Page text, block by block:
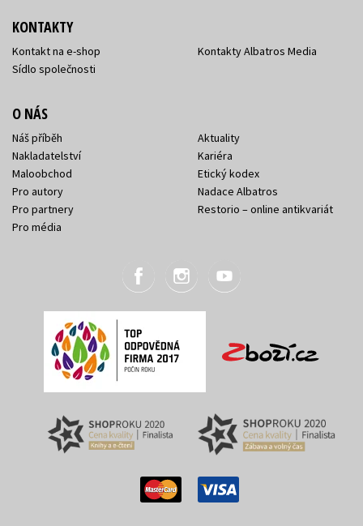
KONTAKTY
Kontakt na e-shop
Sídlo společnosti
Kontakty Albatros Media
O NÁS
Náš příběh
Nakladatelství
Maloobchod
Pro autory
Pro partnery
Pro média
Aktuality
Kariéra
Etický kodex
Nadace Albatros
Restorio – online antikvariát